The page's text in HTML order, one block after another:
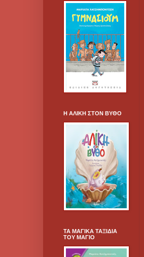
Η ΑΛΙΚΗ ΣΤΟΝ ΒΥΘΟ
ΤΑ ΜΑΓΙΚΑ ΤΑΞΙΔΙΑ
ΤΟΥ ΜΑΓΙΟ